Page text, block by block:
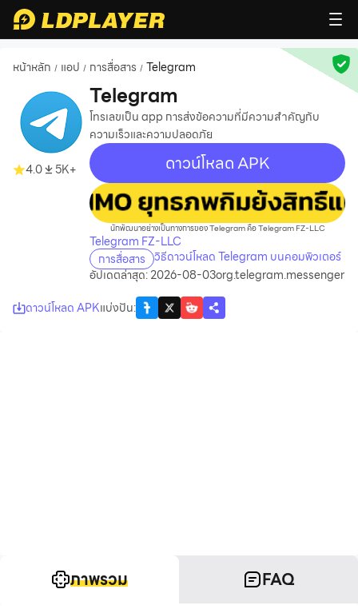
หน้าหลัก / แอป / การสื่อสาร / Telegram
4.0 5K+
Telegram
โทรเลขเป็น app การส่งข้อความที่มีความสำคัญกับ
ความเร็วและความปลอดภัย
ดาวน์โหลด APK
recommend
นักพัฒนาอย่างเป็นทางการของ Telegram คือ Telegram FZ-LLC
Telegram FZ-LLC
การสื่อสาร วิธีดาวน์โหลด Telegram บนคอมพิวเตอร์
อัปเดตล่าสุด: 2026-08-03org.telegram.messenger
ดาวน์โหลด APKแบ่งปัน:
ภาพรวม FAQ